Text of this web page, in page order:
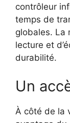
contrôleur
temps de
globales. La
lecture et
durabilité.
Un
À côté de la